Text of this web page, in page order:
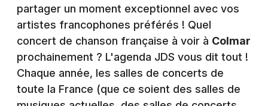
partager un moment exceptionnel avec vos
artistes francophones préférés ! Quel
concert de chanson française à voir à Colmar
prochainement ? L'agenda JDS vous dit tout !
Chaque année, les salles de concerts de
toute la France (que ce soient des salles de